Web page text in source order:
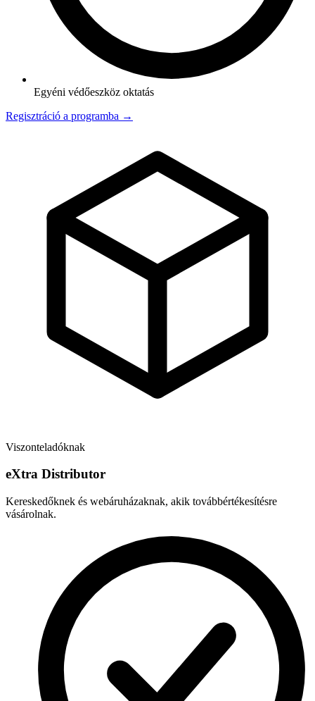
Egyéni védőeszköz oktatás
Regisztráció a programba →
Viszonteladóknak
eXtra Distributor
Kereskedőknek és webáruházaknak, akik továbbértékesítésre
vásárolnak.